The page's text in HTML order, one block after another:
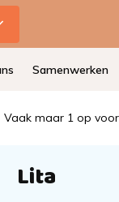
Samenwerken
Vaak maar 1 op
Lita